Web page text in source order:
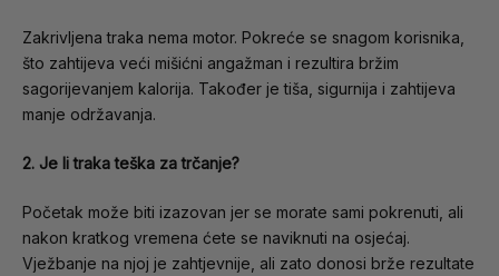
Zakrivljena traka nema motor. Pokreće se snagom korisnika,
što zahtijeva veći mišićni angažman i rezultira bržim
sagorijevanjem kalorija. Također je tiša, sigurnija i zahtijeva
manje održavanja.
2. Je li traka teška za trčanje?
Početak može biti izazovan jer se morate sami pokrenuti, ali
nakon kratkog vremena ćete se naviknuti na osjećaj.
Vježbanje na njoj je zahtjevnije, ali zato donosi brže rezultate